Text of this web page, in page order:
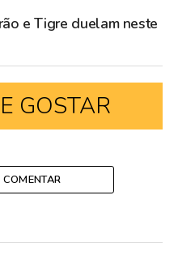
e Tigre duelam neste
GOSTAR